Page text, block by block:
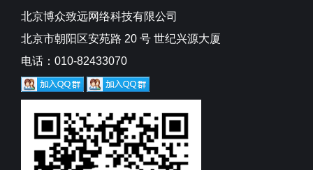
北京博众致远网络科技有限公司
北京市朝阳区安苑路 20 号 世纪兴源大厦
电话：010-82433070